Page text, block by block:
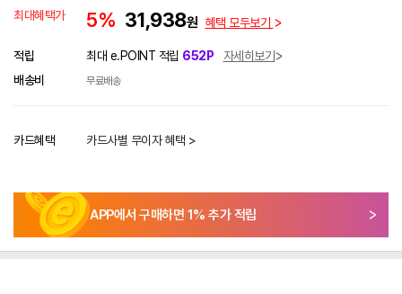
최대혜택가
5% 31,938원 혜택 모두보기
적립 최대 e.POINT 적립 652P
자세히보기
배송비
무료배송
카드혜택 카드사별 무이자 혜택 >
APP에서 구매하면 1% 추가 적립